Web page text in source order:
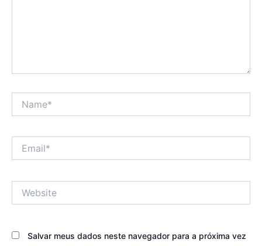
Salvar meus dados neste navegador para a próxima vez